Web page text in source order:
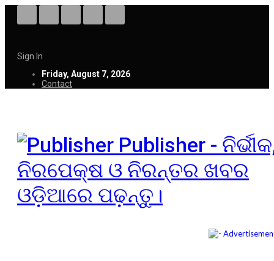
Sign In
Friday, August 7, 2026
Contact
Publisher -
ନିରପେକ୍ଷ ଓ ନିରନ୍ତର ଖବର
ଓଡ଼ିଆରେ ପଢ଼ନ୍ତୁ।